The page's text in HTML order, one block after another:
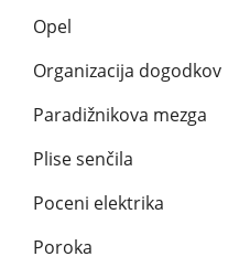
Opel
Organizacija dogodkov
Paradižnikova mezga
Plise senčila
Poceni elektrika
Poroka